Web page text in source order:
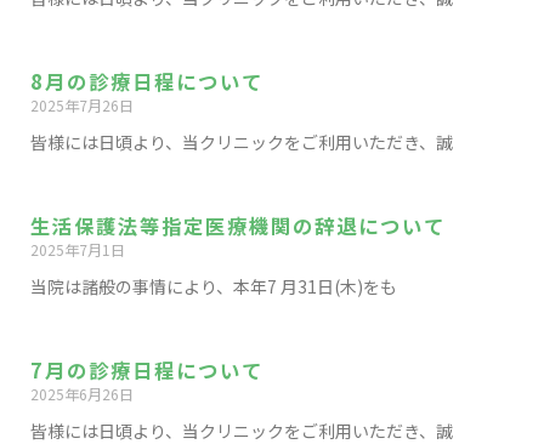
8月の診療日程について
2025年7月26日
皆様には日頃より、当クリニックをご利用いただき、誠
生活保護法等指定医療機関の辞退について
2025年7月1日
当院は諸般の事情により、本年7 月31日(木)をも
7月の診療日程について
2025年6月26日
皆様には日頃より、当クリニックをご利用いただき、誠